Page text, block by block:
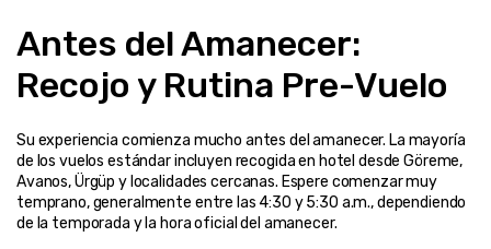
Antes del Amanecer:
Recojo y Rutina Pre-Vuelo
Su experiencia comienza mucho antes del amanecer. La mayoría
de los vuelos estándar incluyen recogida en hotel desde Göreme,
Avanos, Ürgüp y localidades cercanas. Espere comenzar muy
temprano, generalmente entre las 4:30 y 5:30 a.m., dependiendo
de la temporada y la hora oficial del amanecer.